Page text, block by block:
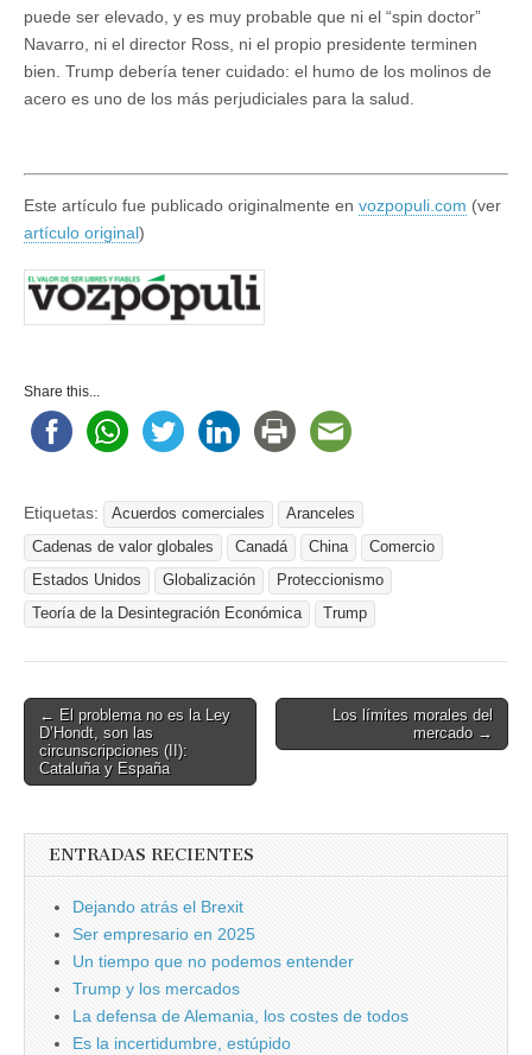
puede ser elevado, y es muy probable que ni el “spin doctor”
Navarro, ni el director Ross, ni el propio presidente terminen
bien. Trump debería tener cuidado: el humo de los molinos de
acero es uno de los más perjudiciales para la salud.
Este artículo fue publicado originalmente en vozpopuli.com (ver
artículo original)
Share this...
Etiquetas: Acuerdos comerciales
Aranceles
Cadenas de valor globales
Canadá China
Comercio
Estados Unidos
Globalización
Proteccionismo
Teoría de la Desintegración Económica
Trump
Post
navigation
← El problema no es la Ley
D’Hondt, son las
circunscripciones (II):
Cataluña y España
Los límites morales del
mercado →
ENTRADAS RECIENTES
Dejando atrás el Brexit
Ser empresario en 2025
Un tiempo que no podemos entender
Trump y los mercados
La defensa de Alemania, los costes de todos
Es la incertidumbre, estúpido